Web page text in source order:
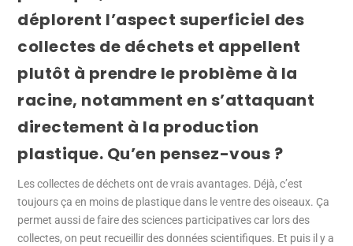
déplorent l’aspect superficiel des
collectes de déchets et appellent
plutôt à prendre le problème à la
racine, notamment en s’attaquant
directement à la production
plastique. Qu’en pensez-vous ?
Les collectes de déchets ont de vrais avantages. Déjà, c’est
toujours ça en moins de plastique dans le ventre des oiseaux. Ça
permet aussi de faire des sciences participatives car lors des
collectes, on peut recueillir des données scientifiques. Et puis il y a